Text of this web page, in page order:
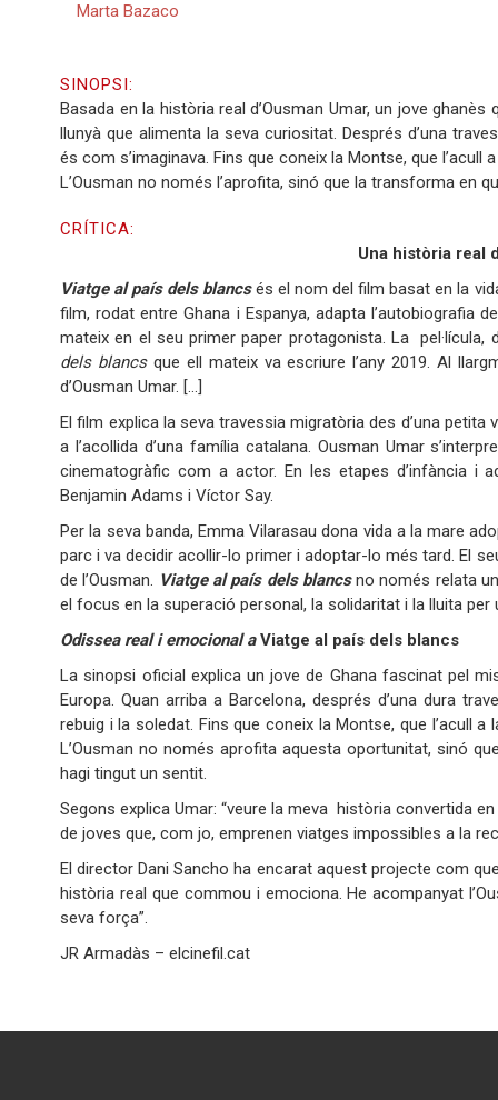
Marta Bazaco
SINOPSI:
Basada en la història real d’Ousman Umar, un jove
llunyà que alimenta la seva curiositat. Després d’una
és com s’imaginava. Fins que coneix la Montse, que
L’Ousman no només l’aprofita, sinó que la transforma en
CRÍTICA:
Una història real
Viatge al país dels blancsés el nom del film basat en la
film, rodat entre Ghana i Espanya, adapta l’autobiografia
mateix en el seu primer paper protagonista. La
dels blancsque ell mateix va escriure l’any 2019. Al
d’Ousman Umar. [...]
El film explica la seva travessia migratòria des d’una
a l’acollida d’una família catalana. Ousman Umar
cinematogràfic com a actor. En les etapes d’infància i
Benjamin Adams i Víctor Say.
Per la seva banda, Emma Vilarasau dona vida a la mare
parc i va decidir acollir-lo primer i adoptar-lo més tard. El
de l’Ousman. Viatge al país dels blancsno només relata
el focus en la superació personal, la solidaritat i la lluita per
Odissea real i emocional aViatge al país dels blancs
La sinopsi oficial explica un jove de Ghana fascinat pel
Europa. Quan arriba a Barcelona, després d’una dura
rebuig i la soledat. Fins que coneix la Montse, que l’acull
L’Ousman no només aprofita aquesta oportunitat, sinó
hagi tingut un sentit.
Segons explica Umar: “veure la meva història convertida
de joves que, com jo, emprenen viatges impossibles a la
El director Dani Sancho ha encarat aquest projecte com
història real que commou i emociona. He acompanyat
seva força”.
JR Armadàs – elcinefil.cat